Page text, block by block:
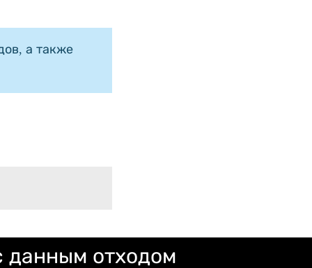
а также
отходом